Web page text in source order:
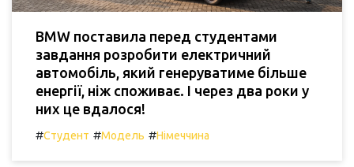
BMW поставила перед студентами
завдання розробити електричний
автомобіль, який генеруватиме більше
енергії, ніж споживає. І через два роки у
них це вдалося!
#Студент #Модель #Німеччина